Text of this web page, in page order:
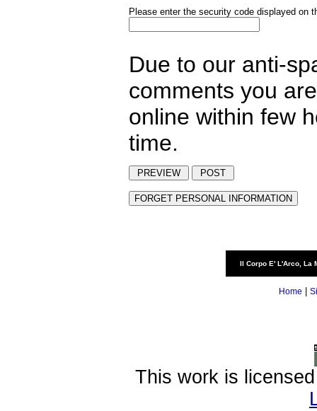
Please enter the security code displayed on
Due to our anti-
comments you
online within few
time.
Il Corpo E' L'Arco, La
Home
This work is